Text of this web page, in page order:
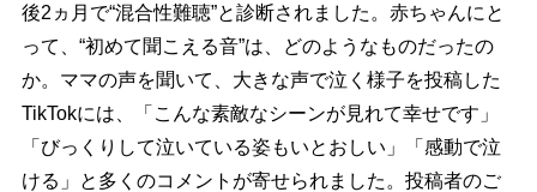
後2ヵ月で“混合性難聴”と診断されました。赤ちゃんにと
って、“初めて聞こえる音”は、どのようなものだったの
か。ママの声を聞いて、大きな声で泣く様子を投稿した
TikTokには、「こんな素敵なシーンが見れて幸せです」
「びっくりして泣いている姿もいとおしい」「感動で泣
ける」と多くのコメントが寄せられました。投稿者のご